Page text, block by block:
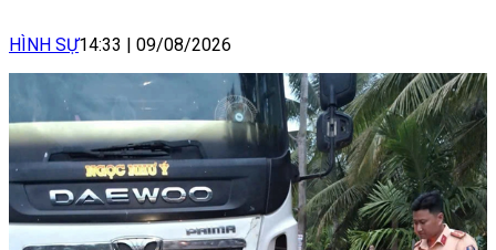
HÌNH SỰ14:33 09/08/2026